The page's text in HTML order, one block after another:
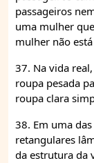
passageiros
uma mulher
mulher não
37. Na vida
roupa pesada
roupa clara
38. Em uma
retangulares
da estrutura da